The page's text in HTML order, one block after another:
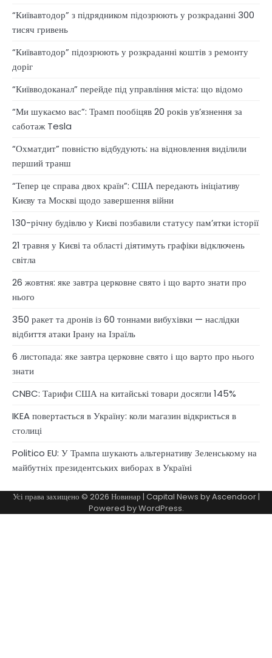
“Київавтодор” з підрядником підозрюють у розкраданні 300
тисяч гривень
“Київавтодор” підозрюють у розкраданні коштів з ремонту
доріг
“Київводоканал” перейде під управління міста: що відомо
“Ми шукаємо вас”: Трамп пообіцяв 20 років ув’язнення за
саботаж Tesla
“Охматдит” повністю відбудують: на відновлення виділили
перший транш
“Тепер це справа двох країн”: США передають ініціативу
Києву та Москві щодо завершення війни
130-річну будівлю у Києві позбавили статусу памʼятки історії
21 травня у Києві та області діятимуть графіки відключень
світла
26 жовтня: яке завтра церковне свято і що варто знати про
нього
350 ракет та дронів із 60 тоннами вибухівки — наслідки
відбиття атаки Ірану на Ізраїль
6 листопада: яке завтра церковне свято і що варто про нього
знати
CNBC: Тарифи США на китайські товари досягли 145%
IKEA повертається в Україну: коли магазин відкриється в
столиці
Politico EU: У Трампа шукають альтернативу Зеленському на
майбутніх президентських виборах в Україні
Усі права захищено © 2026 Новинар | Capital News byAscendoor|
Powered byWordPress.